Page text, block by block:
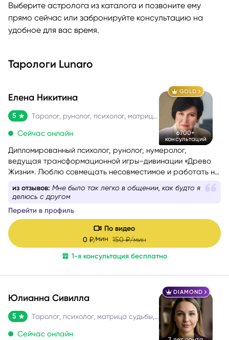
Выберите астролога из каталога и позвоните ему
прямо сейчас или забронируйте консультацию на
удобное для вас время.
Тарологи Lunaro
GOLD
6700+
консультаций
Елена Никитина
5 Таролог, рунолог, психолог, матрица судьбы
Сейчас онлайн
Дипломированный психолог, рунолог, нумеролог,
ведущая трансформационной игры-дивинации «Древо
Жизни». Люблю совмещать несовместимое и работать на
нумерологии.
потребности, найти причины проблемных ситуаций и
оптимальные способы их решения. Работаю с такими
запросами.
из отзывов: Мне было так легко в общении, как будто я
делюсь с другом
Перейти в профиль
По видео
0 ₽/мин150 ₽/мин
1-я консультация бесплатно
DIAMOND
Юлианна Сивилла
5 Таролог, психолог, матрица судьбы, нумеролог, астролог
Сейчас онлайн